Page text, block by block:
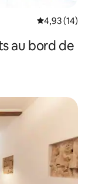
Évaluation
4,93 (14)
au bord de